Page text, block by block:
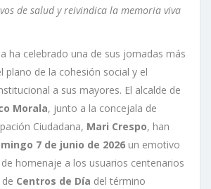
de salud y reivindica la memoria viva
ha celebrado una de sus jornadas más
plano de la cohesión social y el
a sus mayores. El alcalde de
Morala, junto a la concejala de
Ciudadana, Mari Crespo, han
7 de junio de 2026 un emotivo
homenaje a los usuarios centenarios
Centros de Día del término